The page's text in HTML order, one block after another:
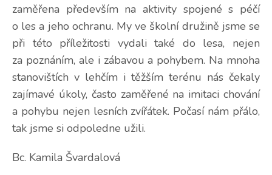
zaměřena především na aktivity spojené s péčí
o les a jeho ochranu. My ve školní družině jsme se
při této příležitosti vydali také do lesa, nejen
za poznáním, ale i zábavou a pohybem. Na mnoha
stanovištích v lehčím i těžším terénu nás čekaly
zajímavé úkoly, často zaměřené na imitaci chování
a pohybu nejen lesních zvířátek. Počasí nám přálo,
tak jsme si odpoledne užili.
Bc. Kamila Švardalová